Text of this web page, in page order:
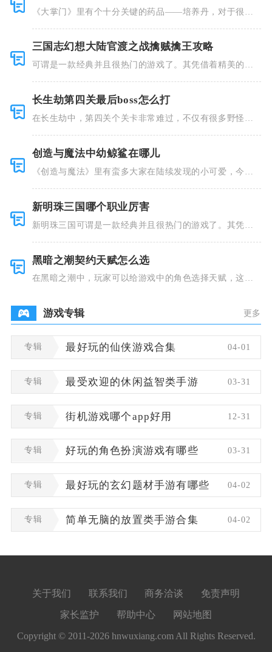
《大掌门》里有个十分关键的药品——培养丹，对于很多
三国志幻想大陆官渡之战擒贼擒王攻略
可谓是一款经典并且很热门的游戏了。其凭借着精美的画
长生劫第四关最后boss怎么打
在长生劫中，第四关个关卡非常难过，不仅有很多野怪，
创造与魔法中幼鲸鲨在哪儿
《创造与魔法》里有蛮多大家在陆续发现的小可爱，今天
新明珠三国哪个职业厉害
新明珠三国可谓是一款经典并且很热门的游戏了。其凭借
黑暗之潮契约天赋怎么选
在黑暗之潮中，玩家可以给游戏中的角色选择天赋，这些
游戏专辑 更多
专辑 最好玩的仙侠游戏合集 04-01
专辑 最受欢迎的休闲益智类手游 03-31
专辑 街机游戏哪个app好用 12-31
专辑 好玩的角色扮演游戏有哪些 03-31
专辑 最好玩的玄幻题材手游有哪些 04-02
专辑 简单无脑的放置类手游合集 04-02
关于我们 联系我们 商务洽谈 免责声明
家长监护 帮助中心 网站地图
Copyright © 2011-2026 hnwuxiang.com All Rights Reserved.